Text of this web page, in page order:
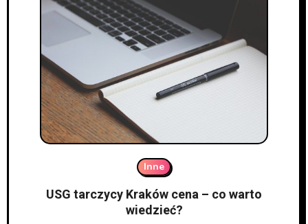
Inne
USG tarczycy Kraków cena – co warto
wiedzieć?